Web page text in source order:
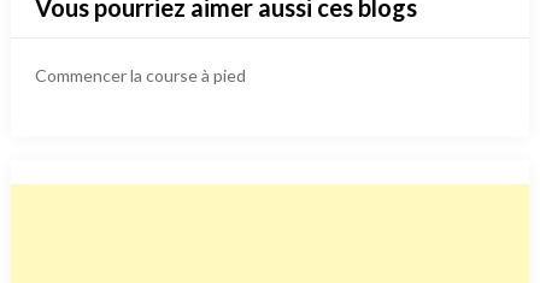
Vous pourriez aimer aussi ces blogs
Commencer la course à pied